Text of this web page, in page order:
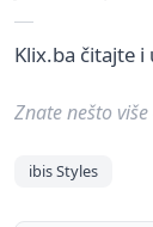
Klix.ba čitajte i
Znate nešto
ibis Styles